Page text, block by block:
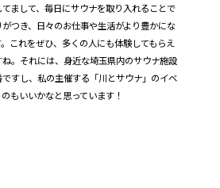
まして、毎日にサウナを取り入れることで
つき、日々のお仕事や生活がより豊かにな
これをぜひ、多くの人にも体験してもらえ
。それには、身近な埼玉県内のサウナ施設
すし、私の主催する「川とサウナ」のイベ
もいいかなと思っています！